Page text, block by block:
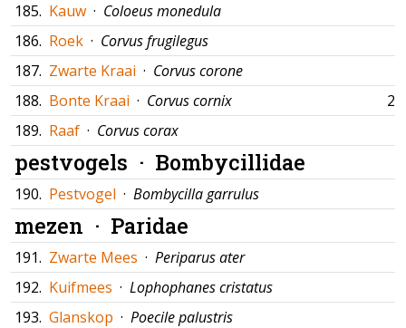
185. Kauw · Coloeus monedula
186. Roek · Corvus frugilegus
187. Zwarte Kraai · Corvus corone
188. Bonte Kraai · Corvus cornix
189. Raaf · Corvus corax
pestvogels · Bombycillidae
190. Pestvogel · Bombycilla garrulus
mezen · Paridae
191. Zwarte Mees · Periparus ater
192. Kuifmees · Lophophanes cristatus
193. Glanskop · Poecile palustris